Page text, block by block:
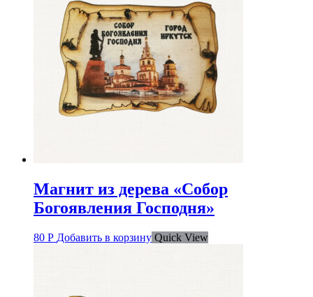
Магнит из дерева «Собор
Богоявления Господня»
80 Р Добавить в корзину Quick View